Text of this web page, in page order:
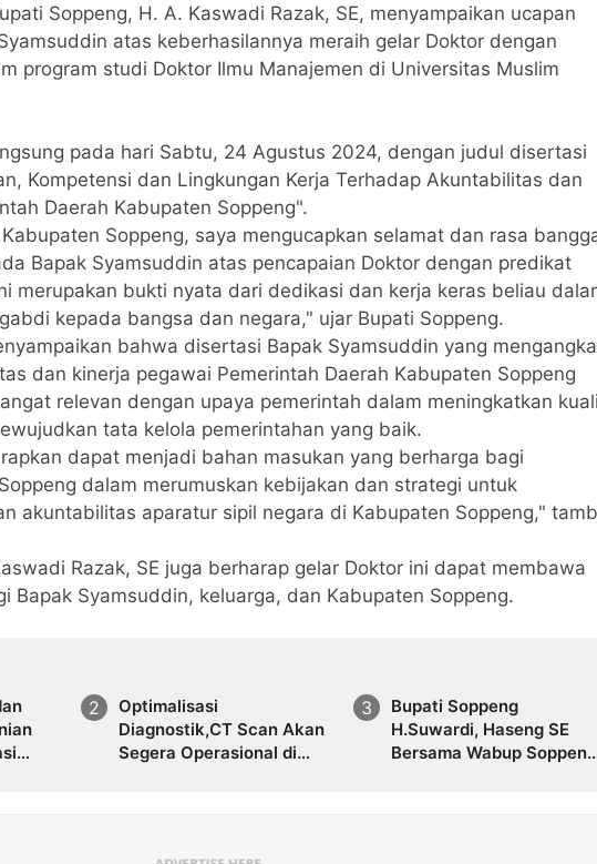
Soppeng, H. A. Kaswadi Razak, SE, menyampaikan ucapan
atas keberhasilannya meraih gelar Doktor dengan
program studi Doktor Ilmu Manajemen di Universitas Muslim
pada hari Sabtu, 24 Agustus 2024, dengan judul disertasi
Kompetensi dan Lingkungan Kerja Terhadap Akuntabilitas dan
Daerah Kabupaten Soppeng".
Soppeng, saya mengucapkan selamat dan rasa
Bapak Syamsuddin atas pencapaian Doktor dengan predikat
merupakan bukti nyata dari dedikasi dan kerja keras beliau
kepada bangsa dan negara," ujar Bupati Soppeng.
bahwa disertasi Bapak Syamsuddin yang
dan kinerja pegawai Pemerintah Daerah Kabupaten Soppeng
relevan dengan upaya pemerintah dalam meningkatkan
tata kelola pemerintahan yang baik.
dapat menjadi bahan masukan yang berharga bagi
dalam merumuskan kebijakan dan strategi untuk
akuntabilitas aparatur sipil negara di Kabupaten Soppeng,"
Razak, SE juga berharap gelar Doktor ini dapat membawa
Bapak Syamsuddin, keluarga, dan Kabupaten Soppeng.
Optimalisasi
Diagnostik,CT Scan Akan
Segera Operasional di
Bupati Soppeng
H.Suwardi, Haseng SE
Bersama Wabup Soppeng